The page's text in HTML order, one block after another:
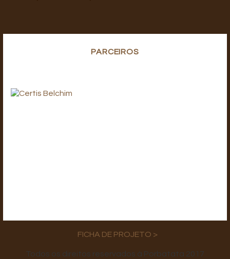
PARCEIROS
FICHA DE PROJETO >
Todos os direitos reservados à Porbatata 2017